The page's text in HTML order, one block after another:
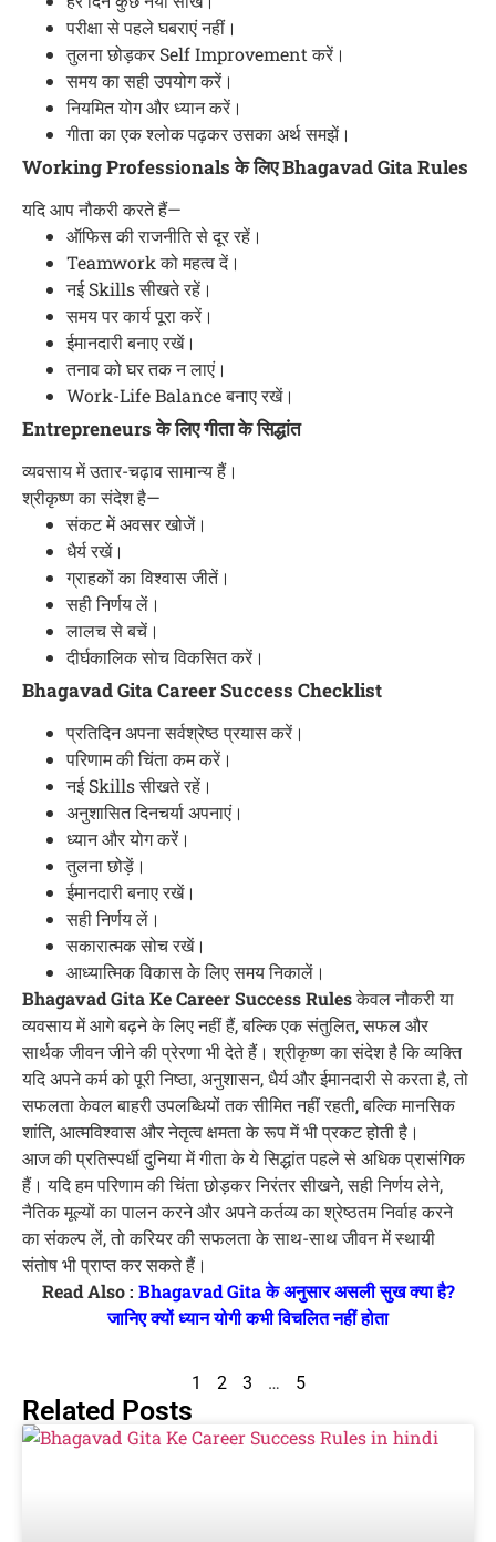
परीक्षा से पहले घबराएं नहीं।
तुलना छोड़कर Self Improvement करें।
समय का सही उपयोग करें।
नियमित योग और ध्यान करें।
गीता का एक श्लोक पढ़कर उसका अर्थ समझें।
Working Professionals के लिए Bhagavad Gita Rules
यदि आप नौकरी करते हैं—
ऑफिस की राजनीति से दूर रहें।
Teamwork को महत्व दें।
नई Skills सीखते रहें।
समय पर कार्य पूरा करें।
ईमानदारी बनाए रखें।
तनाव को घर तक न लाएं।
Work-Life Balance बनाए रखें।
Entrepreneurs के लिए गीता के सिद्धांत
व्यवसाय में उतार-चढ़ाव सामान्य हैं।
श्रीकृष्ण का संदेश है—
संकट में अवसर खोजें।
धैर्य रखें।
ग्राहकों का विश्वास जीतें।
सही निर्णय लें।
लालच से बचें।
दीर्घकालिक सोच विकसित करें।
Bhagavad Gita Career Success Checklist
प्रतिदिन अपना सर्वश्रेष्ठ प्रयास करें।
परिणाम की चिंता कम करें।
नई Skills सीखते रहें।
अनुशासित दिनचर्या अपनाएं।
ध्यान और योग करें।
तुलना छोड़ें।
ईमानदारी बनाए रखें।
सही निर्णय लें।
सकारात्मक सोच रखें।
आध्यात्मिक विकास के लिए समय निकालें।
Bhagavad Gita Ke Career Success Rulesकेवल नौकरी या
व्यवसाय में आगे बढ़ने के लिए नहीं हैं, बल्कि एक संतुलित, सफल और
सार्थक जीवन जीने की प्रेरणा भी देते हैं। श्रीकृष्ण का संदेश है कि व्यक्ति
यदि अपने कर्म को पूरी निष्ठा, अनुशासन, धैर्य और ईमानदारी से करता है, तो
सफलता केवल बाहरी उपलब्धियों तक सीमित नहीं रहती, बल्कि मानसिक
शांति, आत्मविश्वास और नेतृत्व क्षमता के रूप में भी प्रकट होती है।
आज की प्रतिस्पर्धी दुनिया में गीता के ये सिद्धांत पहले से अधिक प्रासंगिक
हैं। यदि हम परिणाम की चिंता छोड़कर निरंतर सीखने, सही निर्णय लेने,
नैतिक मूल्यों का पालन करने और अपने कर्तव्य का श्रेष्ठतम निर्वाह करने
का संकल्प लें, तो करियर की सफलता के साथ-साथ जीवन में स्थायी
संतोष भी प्राप्त कर सकते हैं।
Read Also : Bhagavad Gita के अनुसार असली सुख क्या है?
जानिए क्यों ध्यान योगी कभी विचलित नहीं होता
1 2 3 … 5
Related Posts